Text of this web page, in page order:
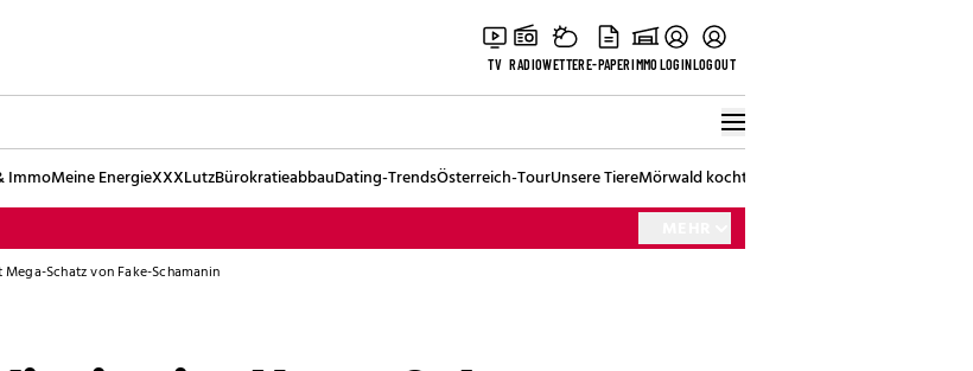
TV RADIOWETTERE-PAPERIMMOLOGINLOGOUT
ImmoMeine EnergieXXXLutzBürokratieabbauDating-TrendsÖsterreich-TourUnsere TiereMörwald kocht
Schatz von Fake-Schamanin